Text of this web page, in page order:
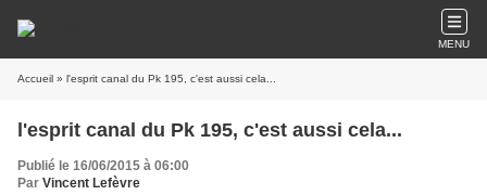
MENU
Accueil » l'esprit canal du Pk 195, c'est aussi cela...
l'esprit canal du Pk 195, c'est aussi cela...
Publié le 16/06/2015 à 06:00
Par Vincent Lefèvre